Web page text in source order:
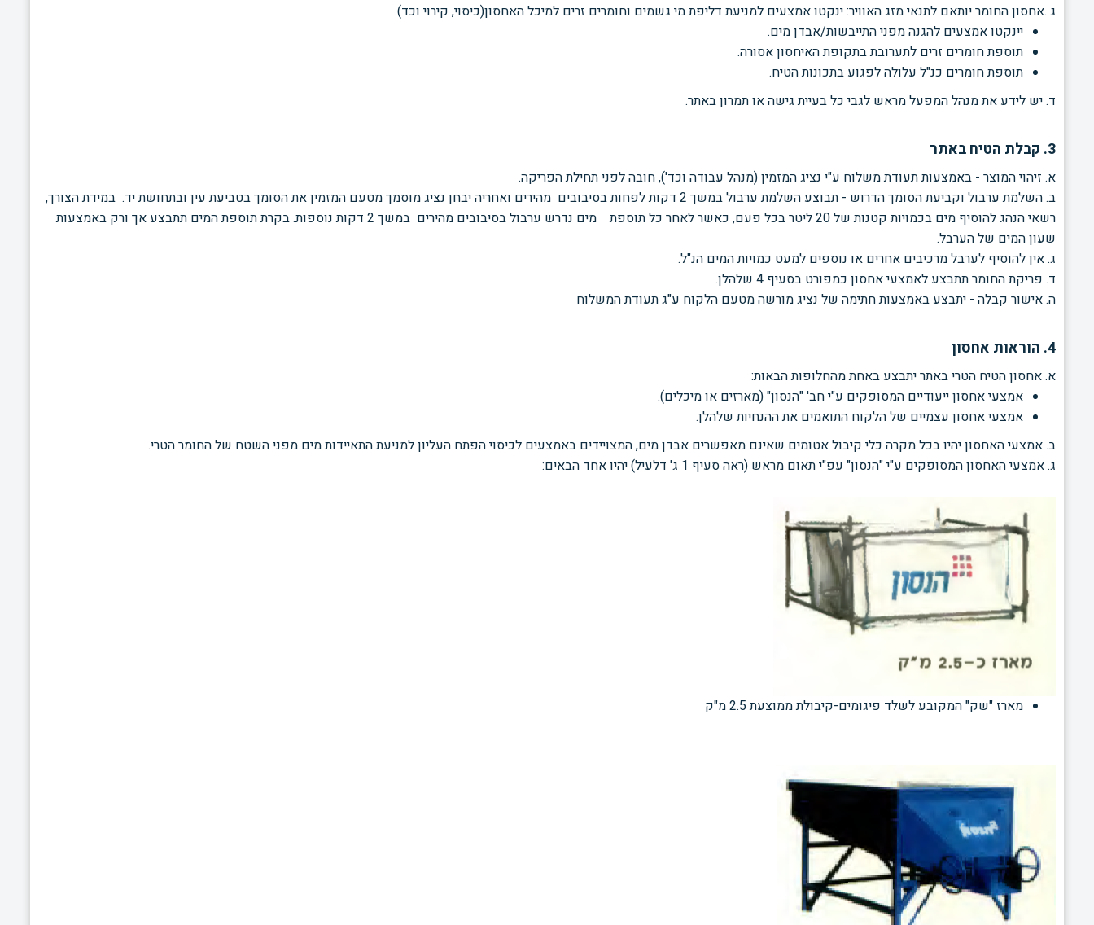
ג .אחסון החומר יותאם לתנאי מזג האוויר: ינקטו אמצעים למניעת דליפת מי גשמים וחומרים זרים למיכל האחסון(כיסוי, קירוי וכד).
יינקטו אמצעים להגנה מפני התייבשות/אבדן מים.
תוספת חומרים זרים לתערובת בתקופת האיחסון אסורה.
תוספת חומרים כנ"ל עלולה לפגוע בתכונות הטיח.
ד. יש לידע את מנהל המפעל מראש לגבי כל בעיית גישה או תמרון באתר.
3. קבלת הטיח באתר
א. זיהוי המוצר - באמצעות תעודת משלוח ע"י נציג המזמין (מנהל עבודה וכד'), חובה לפני תחילתהפריקה.
ב. השלמת ערבול וקביעת הסומך הדרוש - תבוצע השלמת ערבול במשך 2
דקות לפחות בסיבובים מהירים ואחריה יבחן נציג מוסמך מטעם המזמין אתהסומך בטביעת עין ובתחושת יד. במידת הצורך,
רשאי הנהג להוסיף מים בכמויות קטנות של 20
ליטר בכל פעם, כאשר לאחר כל תוספת מים נדרש ערבול בסיבובים מהירים במשך 2 דקות נוספות. בקרת תוספת המים תתבצע אך ורק באמצעות
שעון המים של הערבל.
ג. אין להוסיף לערבל מרכיבים אחרים או נוספים למעט כמויות המים הנ"ל.
ד. פריקת החומר תתבצע לאמצעי אחסון כמפורט בסעיף 4
שלהלן.
ה. אישור קבלה - יתבצע באמצעות חתימה של נציג מורשה מטעם הלקוח ע"ג תעודת המשלוח
4. הוראות אחסון
א. אחסון הטיח הטרי באתר יתבצע באחת מהחלופות הבאות:
אמצעי אחסון ייעודיים המסופקים ע"י חב' "הנסון" (מארזים או מיכלים).
אמצעי אחסון עצמיים של הלקוח התואמים את ההנחיות שלהלן.
ב. אמצעי האחסון יהיו בכל מקרה כלי קיבול אטומים שאינם מאפשרים אבדן מים, המצויידים באמצעים לכיסוי הפתח העליון למניעת התאיידות מים מפני השטח של החומר הטרי.
ג. אמצעי האחסון המסופקים ע"י "הנסון" עפ"י תאום מראש (ראה סעיף
)יהיו אחד הבאים:
מארז "שק" המקובע לשלד פיגומים-קיבולת ממוצעת 2.5 מ"ק